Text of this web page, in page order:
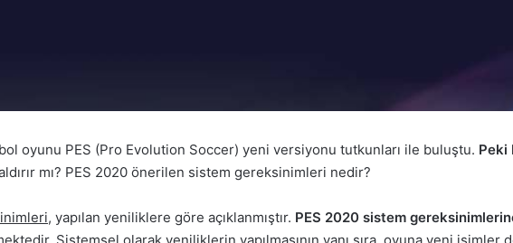
oyunu PES (Pro Evolution Soccer) yeni versiyonu tutkunları ile buluştu. Peki
mı? PES 2020 önerilen sistem gereksinimleri nedir?
, yapılan yeniliklere göre açıklanmıştır. PES 2020 sistem